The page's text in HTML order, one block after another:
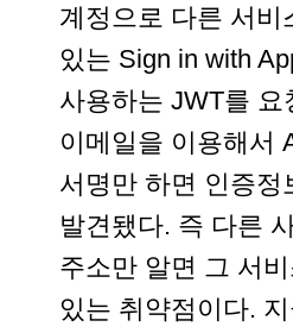
계정으로 다른 서비
있는 Sign in with
사용하는 JWT를 요
이메일을 이용해서
서명만 하면 인증정
발견됐다. 즉 다른
주소만 알면 그 서
있는 취약점이다.